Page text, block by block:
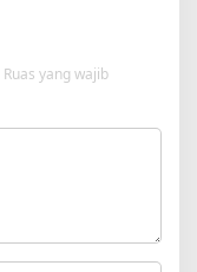
Ruas yang wajib